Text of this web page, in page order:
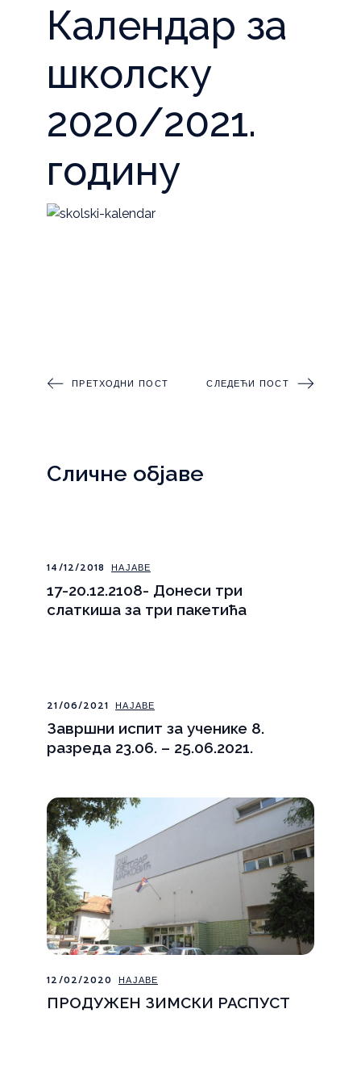
Календар за
школску
2020/2021.
годину
ПРЕТХОДНИ ПОСТ СЛЕДЕЋИ ПОСТ
Сличне објаве
14/12/2018 НАЈАВЕ
17-20.12.2108- Донеси три
слаткиша за три пакетића
21/06/2021 НАЈАВЕ
Завршни испит за ученике 8.
разреда 23.06. – 25.06.2021.
12/02/2020 НАЈАВЕ
ПРОДУЖЕН ЗИМСКИ РАСПУСТ